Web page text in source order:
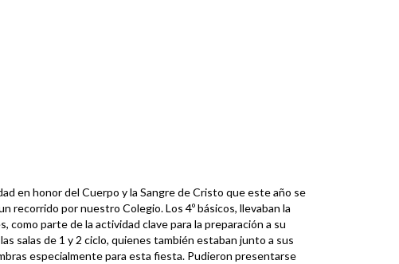
en honor del Cuerpo y la Sangre de Cristo que este año se
recorrido por nuestro Colegio. Los 4º básicos, llevaban la
como parte de la actividad clave para la preparación a su
salas de 1 y 2 ciclo, quienes también estaban junto a sus
especialmente para esta fiesta. Pudieron presentarse